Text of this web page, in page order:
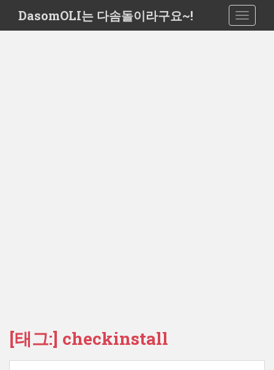
i
DasomOLI는 다솜돌이라구요~!
[태그:] checkinstall